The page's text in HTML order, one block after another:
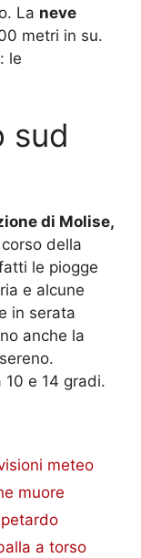
La neve
metri in su.
le
sud
di Molise,
della
le piogge
e alcune
in serata
anche la
e 14 gradi.
meteo
muore
a torso